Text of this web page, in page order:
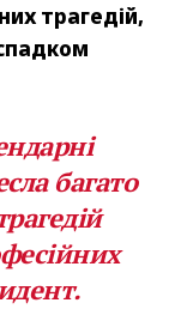
трагедій,
багато